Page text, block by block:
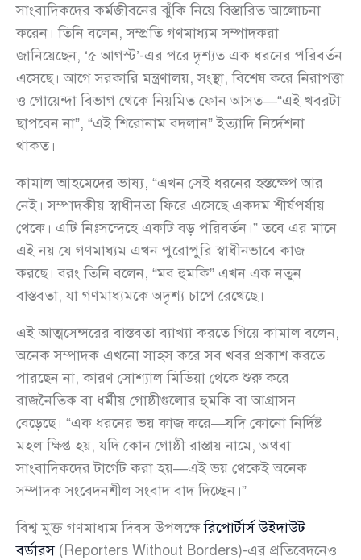
সাংবাদিকদের কর্মজীবনের ঝুঁকি নিয়ে বিস্তারিত আলোচনা
করেন। তিনি বলেন, সম্প্রতি গণমাধ্যম সম্পাদকরা
জানিয়েছেন, ‘৫ আগস্ট’-এর পরে দৃশ্যত এক ধরনের পরিবর্তন
এসেছে। আগে সরকারি মন্ত্রণালয়, সংস্থা, বিশেষ করে নিরাপত্তা
ও গোয়েন্দা বিভাগ থেকে নিয়মিত ফোন আসত—“এই খবরটা
ছাপবেন না”, “এই শিরোনাম বদলান” ইত্যাদি নির্দেশনা
থাকত।
কামাল আহমেদের ভাষ্য, “এখন সেই ধরনের হস্তক্ষেপ আর
নেই। সম্পাদকীয় স্বাধীনতা ফিরে এসেছে একদম শীর্ষপর্যায়
থেকে। এটি নিঃসন্দেহে একটি বড় পরিবর্তন।” তবে এর মানে
এই নয় যে গণমাধ্যম এখন পুরোপুরি স্বাধীনভাবে কাজ
করছে। বরং তিনি বলেন, “মব হুমকি” এখন এক নতুন
বাস্তবতা, যা গণমাধ্যমকে অদৃশ্য চাপে রেখেছে।
এই আত্মসেন্সরের বাস্তবতা ব্যাখ্যা করতে গিয়ে কামাল বলেন,
অনেক সম্পাদক এখনো সাহস করে সব খবর প্রকাশ করতে
পারছেন না, কারণ সোশ্যাল মিডিয়া থেকে শুরু করে
রাজনৈতিক বা ধর্মীয় গোষ্ঠীগুলোর হুমকি বা আগ্রাসন
বেড়েছে। “এক ধরনের ভয় কাজ করে—যদি কোনো নির্দিষ্ট
মহল ক্ষিপ্ত হয়, যদি কোন গোষ্ঠী রাস্তায় নামে, অথবা
সাংবাদিকদের টার্গেট করা হয়—এই ভয় থেকেই অনেক
সম্পাদক সংবেদনশীল সংবাদ বাদ দিচ্ছেন।”
বিশ্ব মুক্ত গণমাধ্যম দিবস উপলক্ষেরিপোর্টার্স উইদাউট
বর্ডারস(Reporters Without Borders)-এর প্রতিবেদনেও